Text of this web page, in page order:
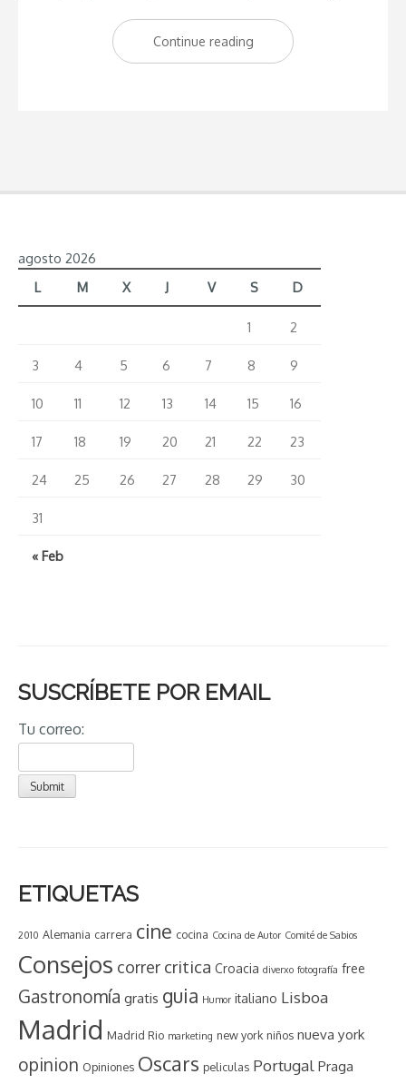
Continue reading “Estado
Puro
2.0
Roncero”
agosto 2026
L
M X J V S D
« Feb
1 2
3 4 5 6 7 8 9
10 11 12 13 14 15 16
17 18 19 20 21 22 23
24 25 26 27 28 29 30
31
SUSCRÍBETE POR EMAIL
Tu correo:
ETIQUETAS
2010 Alemania carrera cine cocina Cocina de Autor Comité de Sabios
Consejos correr critica Croacia diverxo fotografía free
Gastronomía gratis guia Humor italiano Lisboa
Madrid Madrid Rio marketing new york niños nueva york
opinion Opiniones Oscars peliculas Portugal Praga